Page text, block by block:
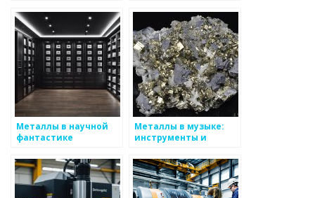
технологии
Металлы в научной
фантастике
Металлы в музыке:
инструменты и